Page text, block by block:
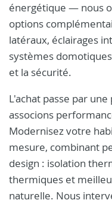
énergétique — nous
options
latéraux, éclairages
systèmes
et la sécurité.
L'achat passe par
associons
Modernisez votre
mesure, combinant
design : isolation
thermiques et
naturelle. Nous